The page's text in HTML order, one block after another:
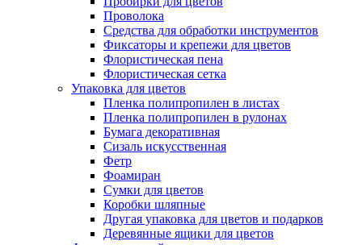
Проволока
Средства для обработки инструментов
Фиксаторы и крепежи для цветов
Флористическая пена
Флористическая сетка
Упаковка для цветов
Пленка полипропилен в листах
Пленка полипропилен в рулонах
Бумага декоративная
Сизаль искусственная
Фетр
Фоамиран
Сумки для цветов
Коробки шляпные
Другая упаковка для цветов и подарков
Деревянные ящики для цветов